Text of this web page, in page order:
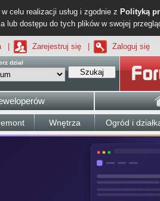
celu realizacji usług i zgodnie z Polityką
lub dostępu do tych plików w swojej
Zarejestruj się Zaloguj się
dział
Szukaj
Wnętrza Ogród i